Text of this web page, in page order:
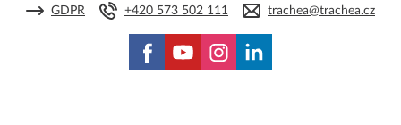
GDPR +420 573 502 111 trachea@trachea.cz